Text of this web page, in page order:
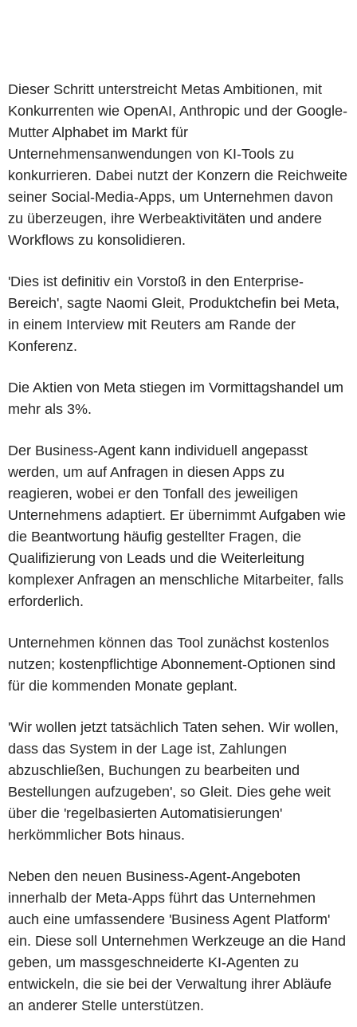
Dieser Schritt unterstreicht Metas Ambitionen, mit
Konkurrenten wie OpenAI, Anthropic und der Google-
Mutter Alphabet im Markt für
Unternehmensanwendungen von KI-Tools zu
konkurrieren. Dabei nutzt der Konzern die Reichweite
seiner Social-Media-Apps, um Unternehmen davon
zu überzeugen, ihre Werbeaktivitäten und andere
Workflows zu konsolidieren.
'Dies ist definitiv ein Vorstoß in den Enterprise-
Bereich', sagte Naomi Gleit, Produktchefin bei Meta,
in einem Interview mit Reuters am Rande der
Konferenz.
Die Aktien von Meta stiegen im Vormittagshandel um
mehr als 3%.
Der Business-Agent kann individuell angepasst
werden, um auf Anfragen in diesen Apps zu
reagieren, wobei er den Tonfall des jeweiligen
Unternehmens adaptiert. Er übernimmt Aufgaben wie
die Beantwortung häufig gestellter Fragen, die
Qualifizierung von Leads und die Weiterleitung
komplexer Anfragen an menschliche Mitarbeiter, falls
erforderlich.
Unternehmen können das Tool zunächst kostenlos
nutzen; kostenpflichtige Abonnement-Optionen sind
für die kommenden Monate geplant.
'Wir wollen jetzt tatsächlich Taten sehen. Wir wollen,
dass das System in der Lage ist, Zahlungen
abzuschließen, Buchungen zu bearbeiten und
Bestellungen aufzugeben', so Gleit. Dies gehe weit
über die 'regelbasierten Automatisierungen'
herkömmlicher Bots hinaus.
Neben den neuen Business-Agent-Angeboten
innerhalb der Meta-Apps führt das Unternehmen
auch eine umfassendere 'Business Agent Platform'
ein. Diese soll Unternehmen Werkzeuge an die Hand
geben, um massgeschneiderte KI-Agenten zu
entwickeln, die sie bei der Verwaltung ihrer Abläufe
an anderer Stelle unterstützen.